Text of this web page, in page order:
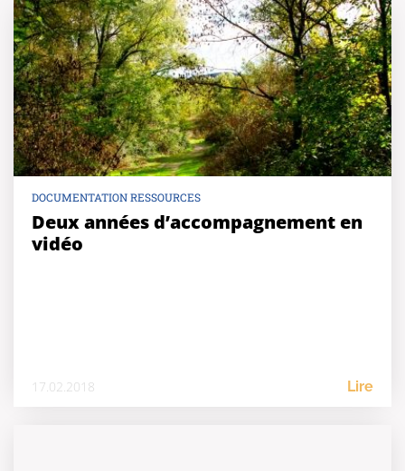
DOCUMENTATION RESSOURCES
Deux années d’accompagnement en
vidéo
17.02.2018 Lire